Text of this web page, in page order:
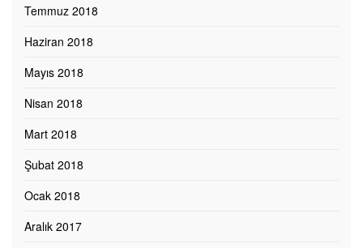
Temmuz 2018
Haziran 2018
Mayıs 2018
Nisan 2018
Mart 2018
Şubat 2018
Ocak 2018
Aralık 2017